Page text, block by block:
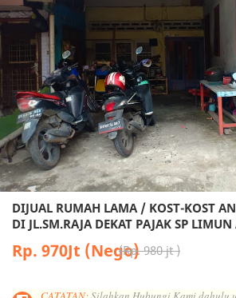
DIJUAL RUMAH LAMA / KOST-KOST
DI JL.SM.RAJA DEKAT PAJAK SP LIMUN
Rp. 980 jt
Rp. 970Jt (Nego)